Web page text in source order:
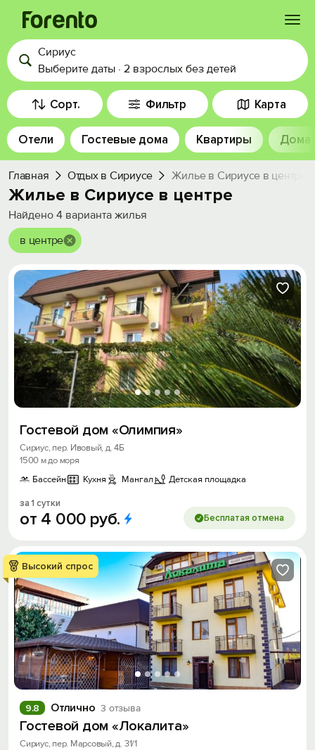
Войти
Избранное
История просмотра
Добавить свой объект
Сириус
Выберите даты · 2 взрослых без детей
Сорт. Фильтр Карта
Отели Гостевые дома Квартиры Дома
Главная Отдых в Сириусе Жилье в Сириусе в центре
Жилье в Сириусе в центре
Найдено 4 варианта жилья
в центре
Гостевой дом «Олимпия»
Сириус, пер. Ивовый, д. 4Б
1500 м до моря
Бассейн
Кухня Мангал Детская площадка
за 1 сутки
от 4 000 руб. Бесплатая отмена
Высокий спрос
Отлично 3 отзыва
9.8
Гостевой дом «Локалита»
Сириус, пер. Марсовый, д. 31/1